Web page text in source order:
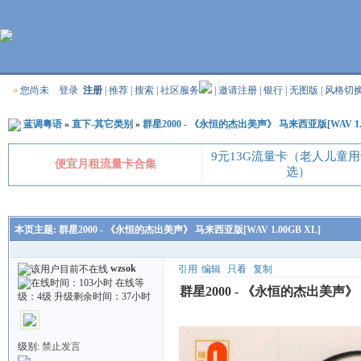
»您尚未 登录 注册| 推荐| 搜索| 社区服务 | 邀请注册| 银行 无图版 风格切
蓝调粤语» 直下-其它类别 » 群星2000 - 《永恒的杰出美声》 马来西亚版[WAV
便宜月租流量卡合集
9元13G流量卡（老人儿童
选）
本页主题: 群星2000 - 《永恒的杰出美声》 马来西亚版[WAV 1.00GB XL]
wzsok
级别: 禁止发言
引用 编辑 只看 复制
群星2000 - 《永恒的杰出美声